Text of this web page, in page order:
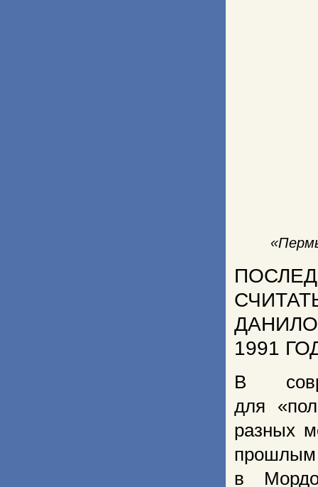
1991
В
для
разных
в